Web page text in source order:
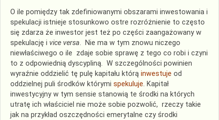
O ile pomiędzy tak zdefiniowanymi obszarami inwestowania i
spekulacji istnieje stosunkowo ostre rozróżnienie to często
się zdarza że inwestor jest też po części zaangażowany w
spekulację i vice versa. Nie ma w tym znowu niczego
niewłaściwego o ile zdaje sobie sprawę z tego co robi i czyni
to z odpowiednią dyscypliną. W szczególności powinien
wyraźnie oddzielić tę pulę kapitału którą inwestuje od
oddzielnej puli środków którymi spekuluje. Kapitał
inwestycyjny w tym sensie stanowią te środki na których
utratę ich właściciel nie może sobie pozwolić, rzeczy takie
jak na przykład oszczędności emerytalne czy środki